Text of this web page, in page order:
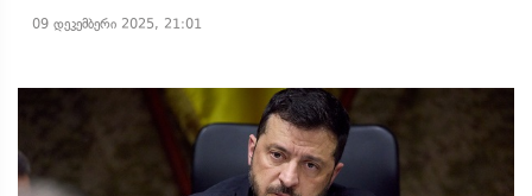
09 დეკემბერი 2025, 21:01